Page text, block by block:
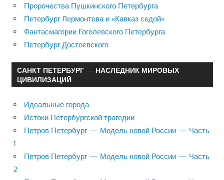
Пророчества Пушкинского Петербурга
Петербург Лермонтова и «Кавказ седой»
Фантасмагории Гоголевского Петербурга
Петербург Достоевского
САНКТ ПЕТЕРБУРГ — НАСЛЕДНИК МИРОВЫХ
ЦИВИЛИЗАЦИЙ
Идеальные города
Истоки Петербургской трагедии
Петров Петербург — Модель новой России — Часть
1
Петров Петербург — Модель новой России — Часть
2